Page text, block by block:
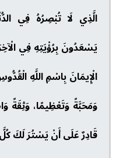
الَّذِي لَا تُبْصِرُهُ فِي
يَسْعَدُونَ بِرُؤْيَتِهِ فِي
الْإِيمَانَ بِاسْمِ اللَّهِ
وَمَحَبَّةً وَتَعْظِيمًا، وَثِقَةً
قَادِرٌ عَلَى أَنْ يَسْتُرَ لَكَ